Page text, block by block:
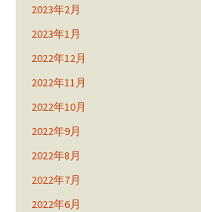
2023年2月
2023年1月
2022年12月
2022年11月
2022年10月
2022年9月
2022年8月
2022年7月
2022年6月